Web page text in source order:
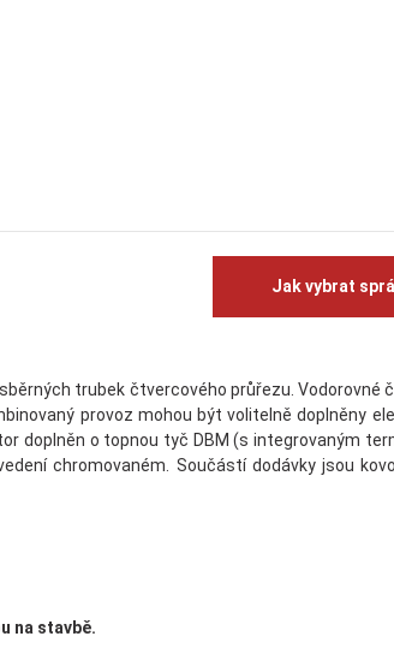
Jak vybrat
trubek čtvercového průřezu. Vodorovné
provoz mohou být volitelně doplněny
doplněn o topnou tyč DBM (s integrovaným
chromovaném. Součástí dodávky jsou
na stavbě.